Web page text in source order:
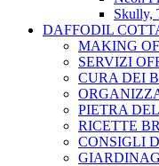
Skully,
DAFFODIL
MAKING OF
SERVIZI
CURA DEI
PIETRA
RICETTE
CONSIGLI